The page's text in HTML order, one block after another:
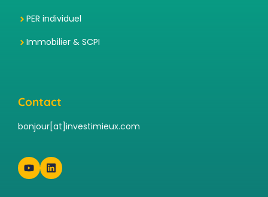
PER individuel
Immobilier & SCPI
Contact
bonjour[at]investimieux.com